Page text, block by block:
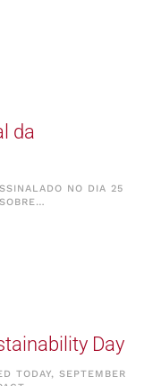
da
NO DIA 25
Day
TODAY, SEPTEMBER